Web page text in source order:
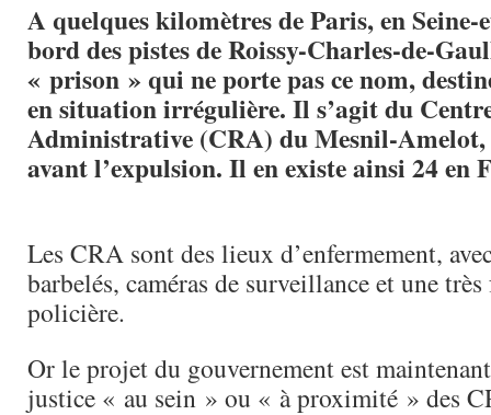
A quelques kilomètres de Paris, en
bord des pistes de Roissy-Charles-de-
« prison » qui ne porte pas ce nom,
en situation irrégulière. Il s’agit du
Administrative (CRA) du Mesnil-Amelot,
avant l’expulsion. Il en existe ainsi 24 en
Les CRA sont des lieux d’enfermement,
barbelés, caméras de surveillance et une
policière.
Or le projet du gouvernement est
justice « au sein » ou « à proximité » des